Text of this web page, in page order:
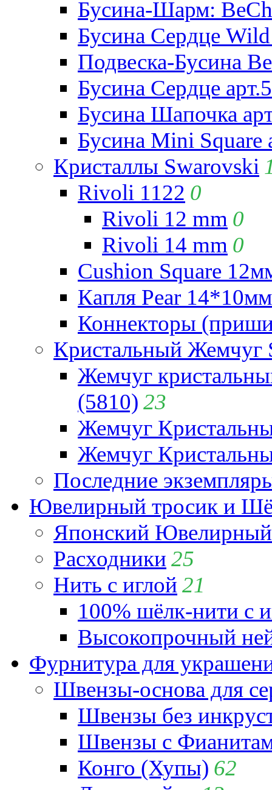
Бусина-Шарм:
Бусина Сердце
Подвеска-Бусина
Бусина Сердце
Бусина Шапочка
Бусина Mini Square
Кристаллы Swarovski
Rivoli 1122 0
Rivoli 12 mm 0
Rivoli 14 mm 0
Cushion Square
Капля Pear
Коннекторы
Кристальный Жемчуг
Жемчуг
(5810) 23
Жемчуг
Жемчуг
Последние
Ювелирный тросик и
Японский
Расходники 25
Нить с иглой 21
100% шёлк-нити с
Высокопрочный
Фурнитура для
Швензы-основа для
Швензы без
Швензы с
Конго (Хупы) 62